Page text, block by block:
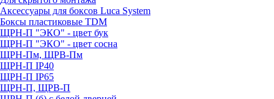
Аксессуары для боксов Luca System
Боксы пластиковые TDM
ЩРН-П "ЭКО" - цвет бук
ЩРН-П "ЭКО" - цвет сосна
ЩРН-Пм, ЩРВ-Пм
ЩРН-П IP40
ЩРН-П IP65
ЩРН-П, ЩРВ-П